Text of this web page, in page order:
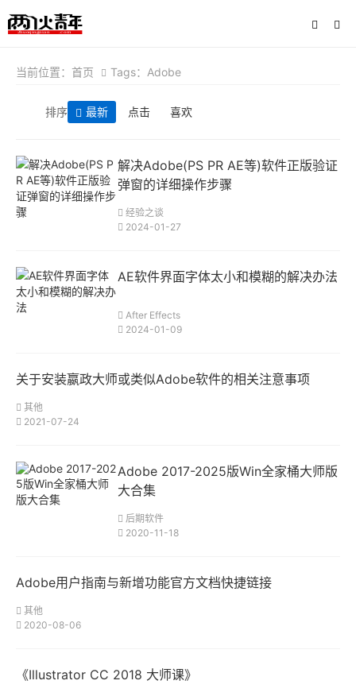
当前位置： 首页 Tags：Adobe
排序 最新 点击 喜欢
解决Adobe(PS PR AE等)软件正版验证
弹窗的详细操作步骤
经验之谈
2024-01-27
AE软件界面字体太小和模糊的解决办法
After Effects
2024-01-09
关于安装嬴政大师或类似Adobe软件的相关注意事项
其他
2021-07-24
Adobe 2017-2025版Win全家桶大师版
大合集
后期软件
2020-11-18
Adobe用户指南与新增功能官方文档快捷链接
其他
2020-08-06
《Illustrator CC 2018 大师课》